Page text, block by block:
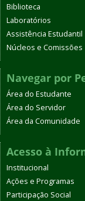
Biblioteca
Laboratórios
Assistência Estudantil
Núcleos e Comissões
Navegar por
Área do Estudante
Área do Servidor
Área da Comunidade
Acesso à
Institucional
Ações e Programas
Participação Social